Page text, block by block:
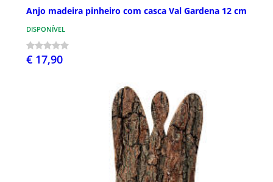
Anjo madeira pinheiro com casca Val Gardena 12 cm
DISPONÍVEL
€ 17,90